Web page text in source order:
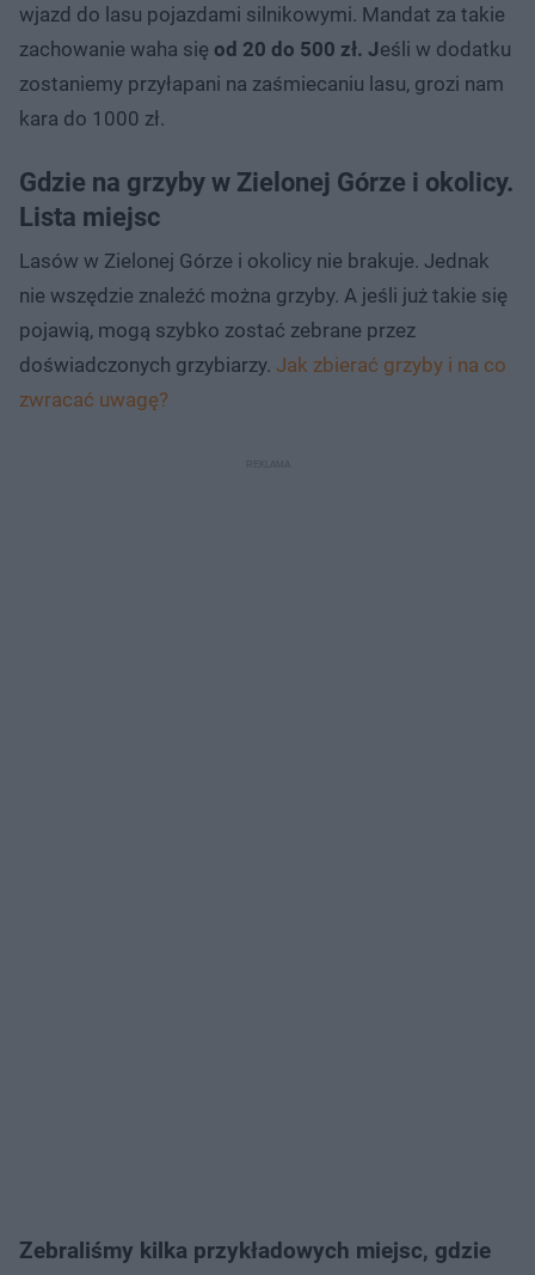
wjazd do lasu pojazdami silnikowymi. Mandat za takie
zachowanie waha się od 20 do 500 zł. Jeśli w dodatku
zostaniemy przyłapani na zaśmiecaniu lasu, grozi nam
kara do 1000 zł.
Gdzie na grzyby w Zielonej Górze i okolicy.
Lista miejsc
Lasów w Zielonej Górze i okolicy nie brakuje. Jednak
nie wszędzie znaleźć można grzyby. A jeśli już takie się
pojawią, mogą szybko zostać zebrane przez
doświadczonych grzybiarzy. Jak zbierać grzyby i na co
zwracać uwagę?
Zebraliśmy kilka przykładowych miejsc, gdzie